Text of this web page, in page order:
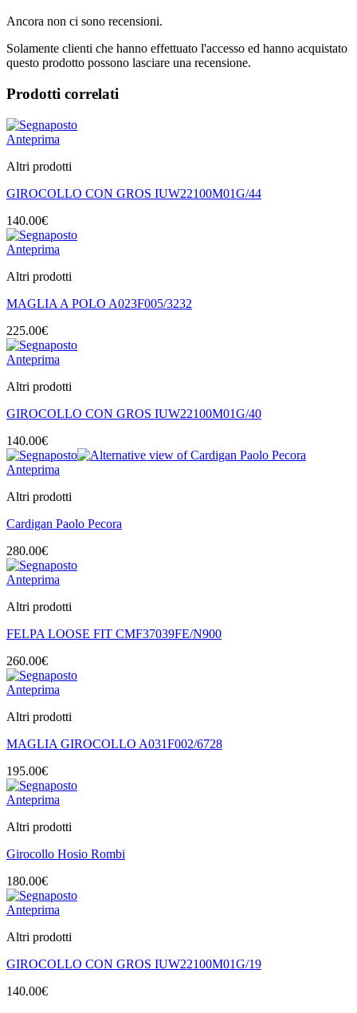
Ancora non ci sono recensioni.
Solamente clienti che hanno effettuato l'accesso ed hanno acquistato
questo prodotto possono lasciare una recensione.
Prodotti correlati
Anteprima
Altri prodotti
GIROCOLLO CON GROS IUW22100M01G/44
140.00€
Anteprima
Altri prodotti
MAGLIA A POLO A023F005/3232
225.00€
Anteprima
Altri prodotti
GIROCOLLO CON GROS IUW22100M01G/40
140.00€
Anteprima
Altri prodotti
Cardigan Paolo Pecora
280.00€
Anteprima
Altri prodotti
FELPA LOOSE FIT CMF37039FE/N900
260.00€
Anteprima
Altri prodotti
MAGLIA GIROCOLLO A031F002/6728
195.00€
Anteprima
Altri prodotti
Girocollo Hosio Rombi
180.00€
Anteprima
Altri prodotti
GIROCOLLO CON GROS IUW22100M01G/19
140.00€